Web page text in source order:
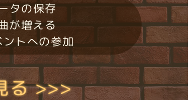
タの保存
が増える
トへの参加
る >>>